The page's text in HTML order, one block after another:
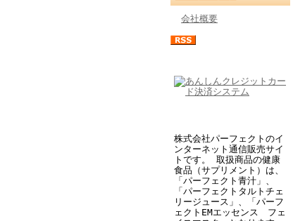
会社概要
株式会社パーフェクトのイ
ンターネット通信販売サイ
トです。 取扱商品の健康
食品（サプリメント）は、
「パーフェクト青汁」、
「パーフェクトタルトチェ
リージュース」、「パーフ
ェクトEMエッセンス フェ